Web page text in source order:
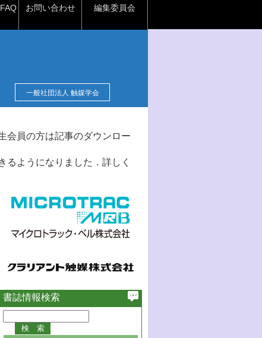
お問い合わせ 編集委員会
一般社団法人 触媒学会
会員の方は記事のダウンロー
るようになりました．詳しく
書誌情報検索